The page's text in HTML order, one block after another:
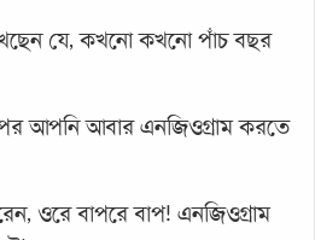
যে, কখনো কখনো পাঁচ বছর
আপনি আবার এনজিওগ্রাম করতে
ওরে বাপরে বাপ! এনজিওগ্রাম